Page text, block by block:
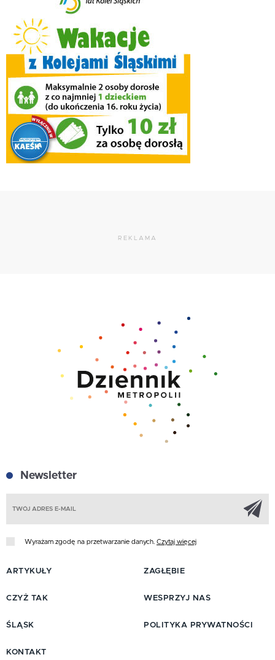
REKLAMA
Newsletter
Wyrażam zgodę na przetwarzanie danych. Czytaj więcej
ARTYKUŁY
CZYŻ TAK
ŚLĄSK
ZAGŁĘBIE
WESPRZYJ NAS
POLITYKA PRYWATNOŚCI
KONTAKT